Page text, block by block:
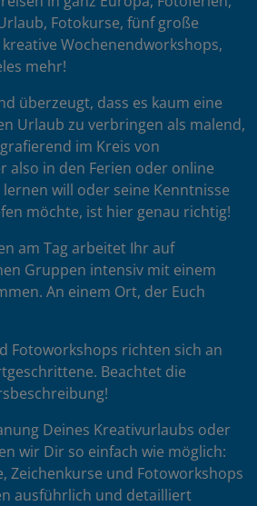
Fotokurse, fünf große
Wochenendworkshops,
mehr!
überzeugt, dass es kaum eine
Urlaub zu verbringen als malend,
im Kreis von
also in den Ferien oder online
will oder seine Kenntnisse
möchte, ist hier genau richtig!
am Tag arbeitet Ihr auf
Gruppen intensiv mit einem
An einem Ort, der Euch
Fotoworkshops richten sich an
Beachtet die
Deines Kreativurlaubs oder
wir Dir so einfach wie möglich:
Zeichenkurse und Fotoworkshops
ausführlich und detailliert